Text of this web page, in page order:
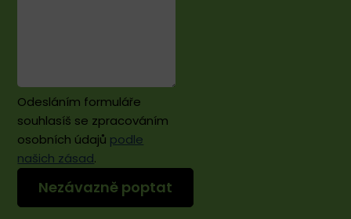
Odesláním formuláře
souhlasíš se zpracováním
osobních údajů podle
našich zásad.